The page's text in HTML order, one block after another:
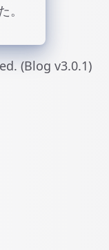
(Blog v3.0.1)